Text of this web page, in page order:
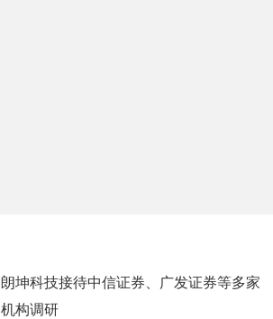
朗坤科技接待中信证券、广发证券等多家
机构调研